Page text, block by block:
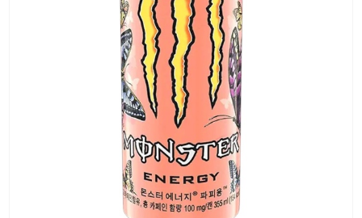
CONSEGNA
IN 24/48
ORE AD
ECCEZIONE
DI ALCUNE
AREE